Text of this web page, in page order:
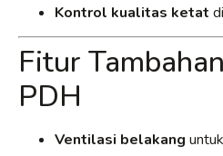
Kontrol kualitas ketat
Fitur
PDH
Ventilasi belakang